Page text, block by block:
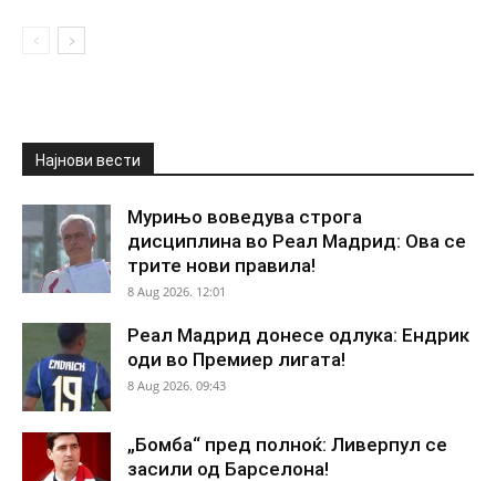
Најнови вести
Мурињо воведува строга
дисциплина во Реал Мадрид: Ова се
трите нови правила!
8 Aug 2026. 12:01
Реал Мадрид донесе одлука: Ендрик
оди во Премиер лигата!
8 Aug 2026. 09:43
„Бомба“ пред полноќ: Ливерпул се
засили од Барселона!